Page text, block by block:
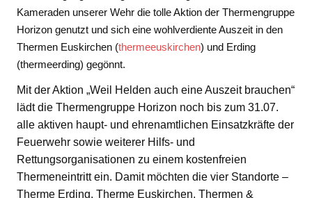
Kameraden unserer Wehr die tolle Aktion der Thermengruppe
Horizon genutzt und sich eine wohlverdiente Auszeit in den
Thermen Euskirchen (thermeeuskirchen) und Erding
(thermeerding) gegönnt.
Mit der Aktion „Weil Helden auch eine Auszeit brauchen“
lädt die Thermengruppe Horizon noch bis zum 31.07.
alle aktiven haupt- und ehrenamtlichen Einsatzkräfte der
Feuerwehr sowie weiterer Hilfs- und
Rettungsorganisationen zu einem kostenfreien
Thermeneintritt ein. Damit möchten die vier Standorte –
Therme Erding, Therme Euskirchen, Thermen &